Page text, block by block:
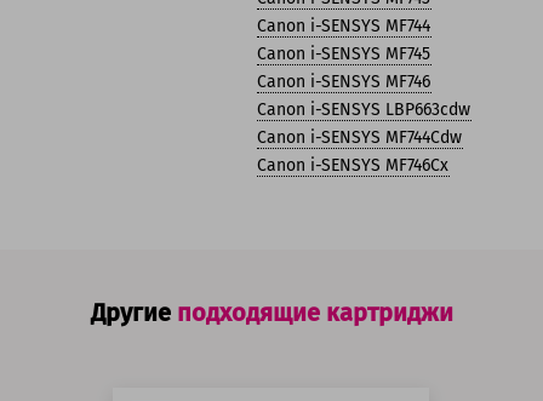
Canon i-SENSYS MF744
Canon i-SENSYS MF745
Canon i-SENSYS MF746
Canon i-SENSYS LBP663cdw
Canon i-SENSYS MF744Cdw
Canon i-SENSYS MF746Cx
Другие подходящие картриджи